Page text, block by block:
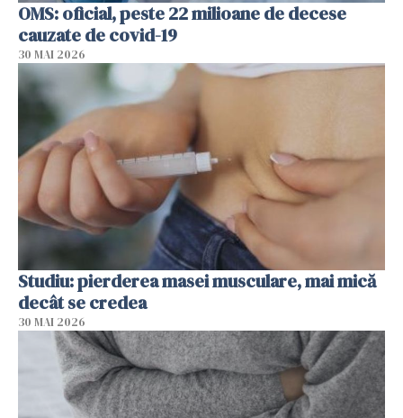
OMS: oficial, peste 22 milioane de decese
cauzate de covid-19
30 MAI 2026
Studiu: pierderea masei musculare, mai mică
decât se credea
30 MAI 2026